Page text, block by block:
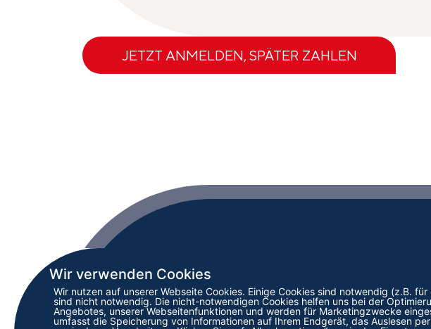
JETZT ANMELDEN, SPÄTER ZAHLEN
Mitteldorfstrasse 17
CH – 6315 Oberägeri
Schweiz
Wir verwenden Cookies
Wir nutzen auf unserer Webseite Cookies. Einige Cookies sind notwendig (z.B.
sind nicht notwendig. Die nicht-notwendigen Cookies helfen uns bei der
Angebotes, unserer Webseitenfunktionen und werden für Marketingzwecke
umfasst die Speicherung von Informationen auf Ihrem Endgerät, das Auslesen